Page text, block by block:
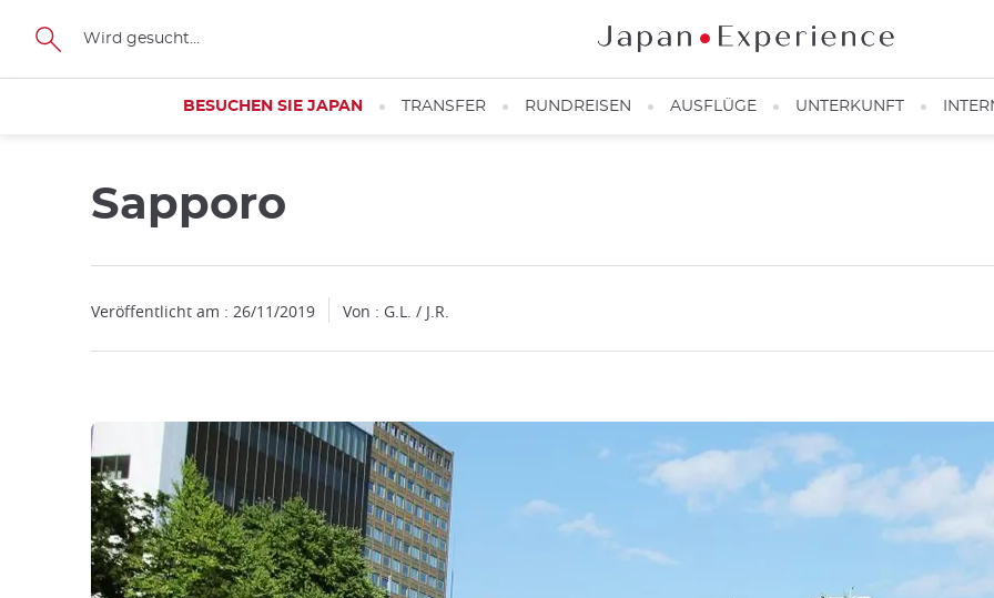
Größe
BESUCHEN SIE JAPAN TRANSFER RUNDREISEN AUSFLÜGE UNTERKUNFT
Sapporo
Veröffentlicht am : 26/11/2019 Von : G.L. / J.R.